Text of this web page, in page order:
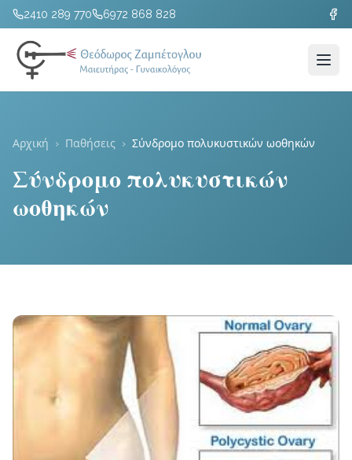
2410 289 770 6972 868 828
Αρχική › Παθήσεις › Σύνδρομο πολυκυστικών ωοθηκών
Σύνδρομο πολυκυστικών
ωοθηκών